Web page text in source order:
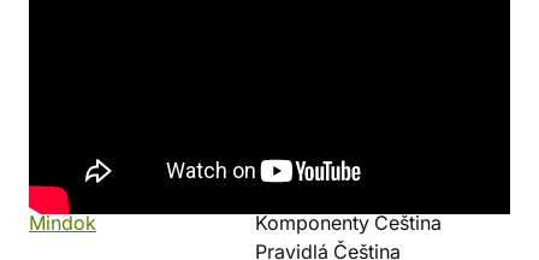
Výrobca
Mindok
Komponenty Čeština
Pravidlá Čeština